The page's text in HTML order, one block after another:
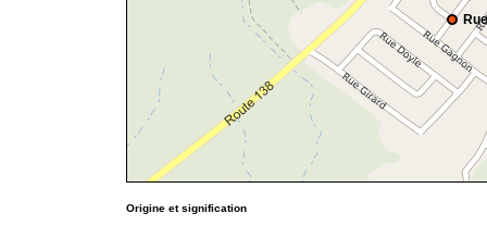
Origine et signification